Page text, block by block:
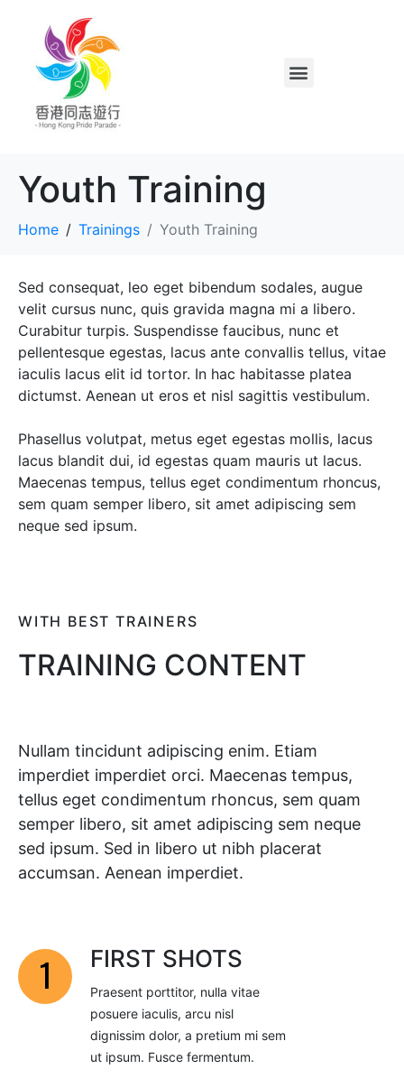
Youth Training
Home Trainings Youth Training
Sed consequat, leo eget bibendum sodales, augue
velit cursus nunc, quis gravida magna mi a libero.
Curabitur turpis. Suspendisse faucibus, nunc et
pellentesque egestas, lacus ante convallis tellus, vitae
iaculis lacus elit id tortor. In hac habitasse platea
dictumst. Aenean ut eros et nisl sagittis vestibulum.
Phasellus volutpat, metus eget egestas mollis, lacus
lacus blandit dui, id egestas quam mauris ut lacus.
Maecenas tempus, tellus eget condimentum rhoncus,
sem quam semper libero, sit amet adipiscing sem
neque sed ipsum.
WITH BEST TRAINERS
TRAINING CONTENT
Nullam tincidunt adipiscing enim. Etiam
imperdiet imperdiet orci. Maecenas tempus,
tellus eget condimentum rhoncus, sem quam
semper libero, sit amet adipiscing sem neque
sed ipsum. Sed in libero ut nibh placerat
accumsan. Aenean imperdiet.
1 FIRST SHOTS
Praesent porttitor, nulla vitae
posuere iaculis, arcu nisl
dignissim dolor, a pretium mi sem
ut ipsum. Fusce fermentum.